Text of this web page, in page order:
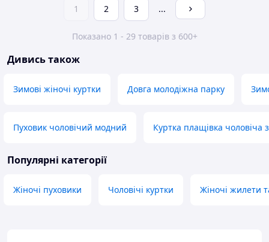
1 2 3 ...
Показано 1 - 29 товарів з 600+
Дивись також
Зимові жіночі куртки Довга молодіжна парку
Пуховик чоловічий модний Куртка плащівка чоловіча
Популярні категорії
Жіночі пуховики Чоловічі куртки Жіночі жилети